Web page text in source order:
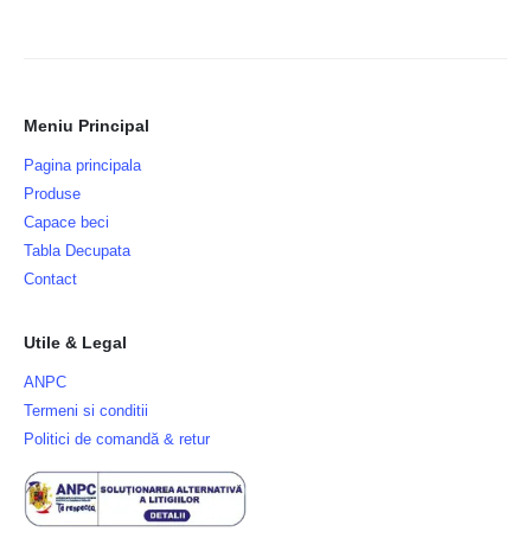
Meniu Principal
Pagina principala
Produse
Capace beci
Tabla Decupata
Contact
Utile & Legal
ANPC
Termeni si conditii
Politici de comandă & retur